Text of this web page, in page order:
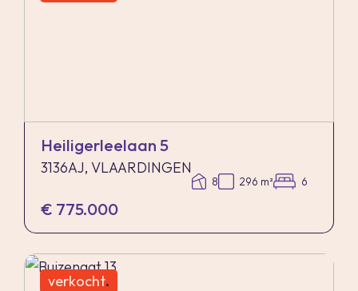
Heiligerleelaan 5
3136AJ, VLAARDINGEN
8 296 m² 6
€ 775.000
verkocht.